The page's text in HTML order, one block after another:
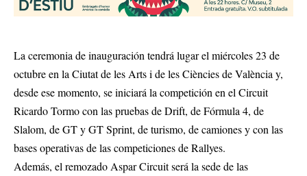
La ceremonia de inauguración tendrá lugar el miércoles 23 de
octubre en la Ciutat de les Arts i de les Ciències de València y,
desde ese momento, se iniciará la competición en el Circuit
Ricardo Tormo con las pruebas de Drift, de Fórmula 4, de
Slalom, de GT y GT Sprint, de turismo, de camiones y con las
bases operativas de las competiciones de Rallyes.
Además, el remozado Aspar Circuit será la sede de las